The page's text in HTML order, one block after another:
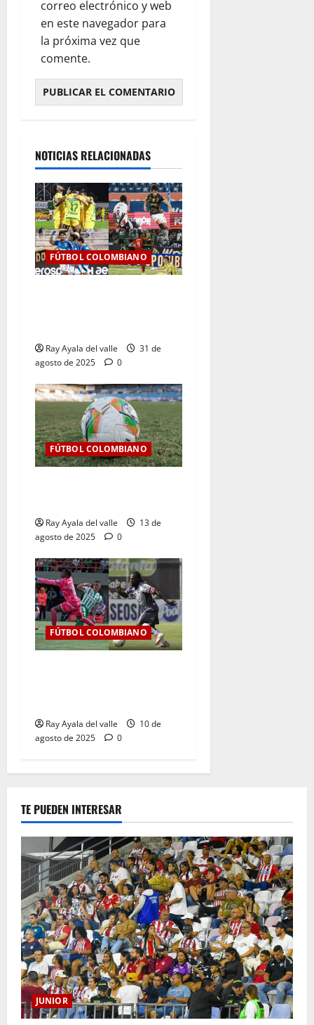
correo electrónico y web
en este navegador para
la próxima vez que
comente.
NOTICIAS RELACIONADAS
FÚTBOL COLOMBIANO
Ray Ayala del valle
31 de
agosto de 2025
0
FÚTBOL COLOMBIANO
Ray Ayala del valle
13 de
agosto de 2025
0
FÚTBOL COLOMBIANO
Ray Ayala del valle
10 de
agosto de 2025
0
TE PUEDEN INTERESAR
JUNIOR